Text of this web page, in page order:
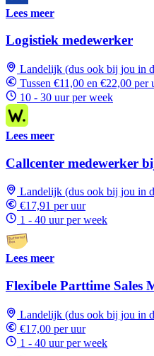
Lees meer
Logistiek medewerker
Landelijk (dus ook bij jou in
Tussen €11,00 en €22,00 per
10 - 30 uur per week
Lees meer
Callcenter medewerker
Landelijk (dus ook bij jou in
€17,91 per uur
1 - 40 uur per week
Lees meer
Flexibele Parttime Sales
Landelijk (dus ook bij jou in
€17,00 per uur
1 - 40 uur per week